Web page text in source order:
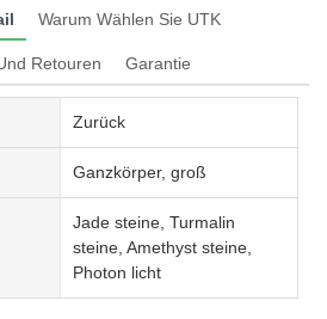
Warum Wählen Sie UTK
Retouren Garantie
Zurück
Ganzkörper, groß
Jade steine, Turmalin
steine, Amethyst steine,
Photon licht